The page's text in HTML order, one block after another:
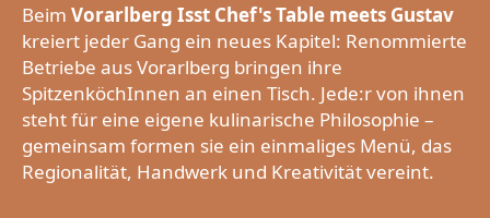
Beim Vorarlberg Isst Chef's Table meets Gustav
kreiert jeder Gang ein neues Kapitel: Renommierte
Betriebe aus Vorarlberg bringen ihre
SpitzenköchInnen an einen Tisch. Jede:r von ihnen
steht für eine eigene kulinarische Philosophie –
gemeinsam formen sie ein einmaliges Menü, das
Regionalität, Handwerk und Kreativität vereint.